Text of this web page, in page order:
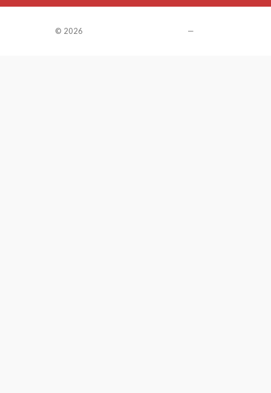
© 2026 —